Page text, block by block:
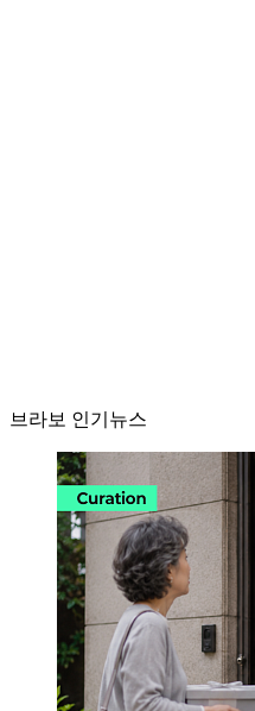
브라보 인기뉴스